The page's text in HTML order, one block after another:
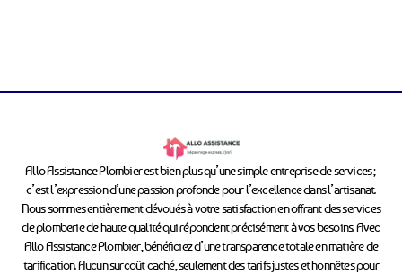
Allo Assistance Plombier est bien plus qu’une simple entreprise de services ;
c’est l’expression d’une passion profonde pour l’excellence dans l’artisanat.
Nous sommes entièrement dévoués à votre satisfaction en offrant des services
de plomberie de haute qualité qui répondent précisément à vos besoins. Avec
Allo Assistance Plombier, bénéficiez d’une transparence totale en matière de
tarification. Aucun surcoût caché, seulement des tarifs justes et honnêtes pour